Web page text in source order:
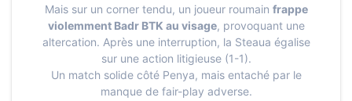
Mais sur un corner tendu, un joueur roumain frappe
violemment Badr BTK au visage, provoquant une
altercation. Après une interruption, la Steaua égalise
sur une action litigieuse (1-1).
Un match solide côté Penya, mais entaché par le
manque de fair-play adverse.